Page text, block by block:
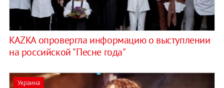
KAZKA опровергла информацию о выступлении
на российской "Песне года"
Украина